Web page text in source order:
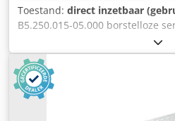
Toestand: direct inzetbaar
B5.250.015-05.000 borstelloze
bekrachtigd SN:746000208, één
beschadigd, zie foto, gebruikt,
100% functioneel,
Vraag apart naar de verpakkings-
OP: De kosten voor verpakking
te worden aangevraagd! Dwsdpoi